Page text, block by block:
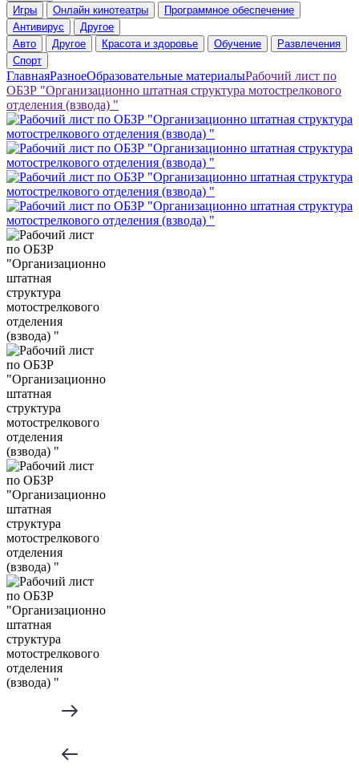
Игры
Онлайн кинотеатры
Программное обеспечение
Антивирус
Другое
Авто
Другое Красота и здоровье Обучение
Развлечения
Спорт
ГлавнаяРазноеОбразовательные материалыРабочий лист по
ОБЗР "Организационно штатная структура мотострелкового
отделения (взвода) "